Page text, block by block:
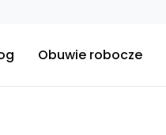
Obuwie robocze